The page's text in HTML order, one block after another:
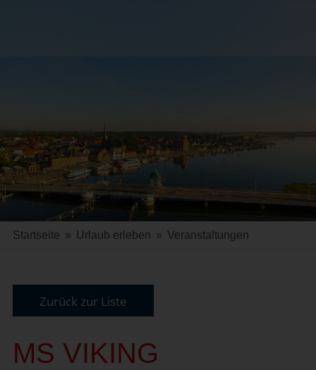
Startseite » Urlaub erleben » Veranstaltungen
Zurück zur Liste
MS VIKING